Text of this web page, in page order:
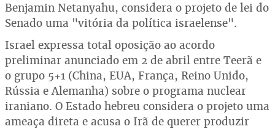
Benjamin Netanyahu, considera o projeto de lei do
Senado uma "vitória da política israelense".
Israel expressa total oposição ao acordo
preliminar anunciado em 2 de abril entre Teerã e
o grupo 5+1 (China, EUA, França, Reino Unido,
Rússia e Alemanha) sobre o programa nuclear
iraniano. O Estado hebreu considera o projeto uma
ameaça direta e acusa o Irã de querer produzir